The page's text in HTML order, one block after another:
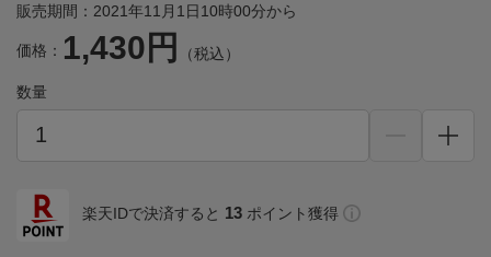
販売期間：2021年11月1日10時00分から
価格： 1,430円 （税込）
数量
楽天IDで決済すると 13 ポイント獲得